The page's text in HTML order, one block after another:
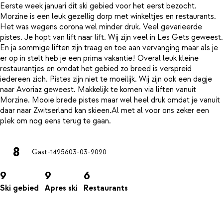
Eerste week januari dit ski gebied voor het eerst bezocht.
Morzine is een leuk gezellig dorp met winkeltjes en restaurants.
Het was wegens corona wel minder druk. Veel gevarieerde
pistes. Je hopt van lift naar lift. Wij zijn veel in Les Gets geweest.
En ja sommige liften zijn traag en toe aan vervanging maar als je
er op in stelt heb je een prima vakantie! Overal leuk kleine
restaurantjes en omdat het gebied zo breed is verspreid
iedereen zich. Pistes zijn niet te moeilijk. Wij zijn ook een dagje
naar Avoriaz geweest. Makkelijk te komen via liften vanuit
Morzine. Mooie brede pistes maar wel heel druk omdat je vanuit
daar naar Zwitserland kan skieen.Al met al voor ons zeker een
8 Gast-1425603-03-2020
9
Ski gebied
9
Apres ski
6
Restaurants